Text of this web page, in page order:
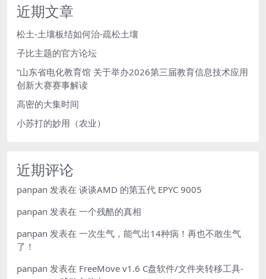
近期文章
松土-土壤板结如何治-疏松土壤
子比主题的官方论坛
“山东省电化教育馆 关于举办2026第三届教育信息技术应用
创新大赛赛事解读
高密的大集时间
小苏打的妙用（农业）
近期评论
panpan 发表在 谈谈AMD 的第五代 EPYC 9005
panpan 发表在 一个残酷的真相
panpan 发表在 一次生气，能气出14种病！再也不敢生气
了！
panpan 发表在 FreeMove v1.6 C盘软件/文件夹转移工具-